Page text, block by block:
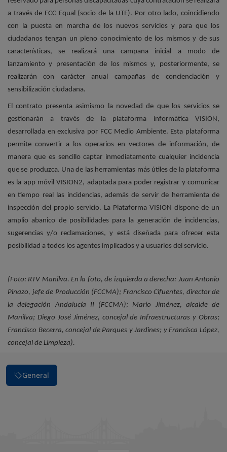
a través de FCC Equal (socio de la UTE). Por otro lado, coincidiendo
con la puesta en marcha de los nuevos servicios y para que los
ciudadanos tengan un pleno conocimiento de los mismos y de sus
características, se realizará una campaña inicial a modo de
lanzamiento y presentación de los mismos y, posteriormente, se
realizarán con carácter anual campañas de concienciación y
sensibilización ciudadana.
El contrato presenta asimismo la novedad de que los servicios se
gestionarán a través de la plataforma informática VISION,
desarrollada en exclusiva por FCC Medio Ambiente. Esta plataforma
permite convertir a los operarios en vectores de información, de
manera que es sencillo captar inmediatamente cualquier incidencia
que se produzca. Una de las herramientas más útiles de la plataforma
es la app móvil VISION2, adaptada para poder registrar y comunicar
en tiempo real las incidencias, además de servir de herramienta de
inspección del propio servicio. La Plataforma VISION dispone de un
amplio abanico de posibilidades para la generación de incidencias,
sugerencias y/o reclamaciones, y está diseñada para ofrecer esta
posibilidad a todos los agentes implicados y a usuarios del servicio.
(Foto: RTV Manilva. En la foto, de izquierda a derecha: Juan Antonio
Pinazo, jefe de Producción (FCCMA); Francisco Cifuentes, director de
la delegación Andalucía II (FCCMA); Mario Jiménez, alcalde de
Manilva; Diego José Jiménez, concejal de Infraestructuras y Obras;
Francisco Becerra, concejal de Parques y Jardines; y Francisca López,
concejal de Limpieza).
General